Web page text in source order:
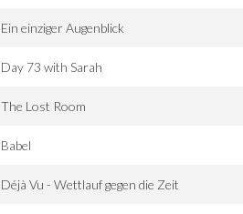
Ein einziger Augenblick
Day 73 with Sarah
The Lost Room
Babel
Déjà Vu - Wettlauf gegen die Zeit